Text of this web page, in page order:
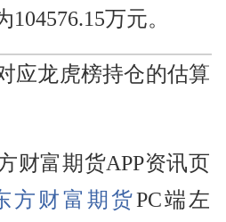
万元。
应龙虎榜持仓的估算
财富期货APP资讯页
方财富 期货PC端左